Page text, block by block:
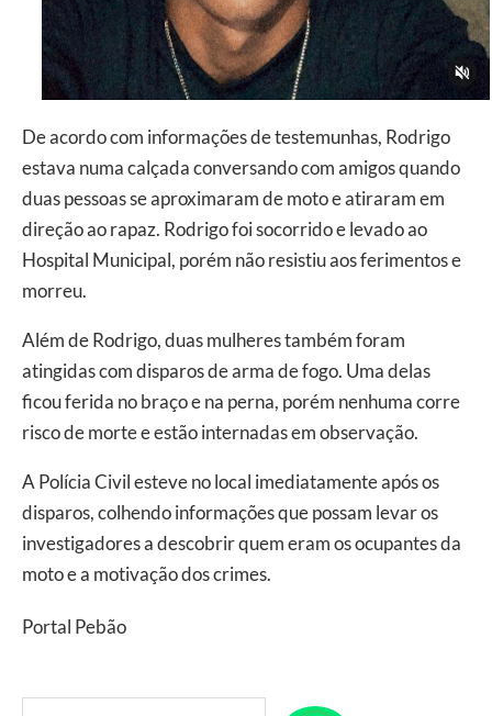
De acordo com informações de testemunhas, Rodrigo
estava numa calçada conversando com amigos quando
duas pessoas se aproximaram de moto e atiraram em
direção ao rapaz. Rodrigo foi socorrido e levado ao
Hospital Municipal, porém não resistiu aos ferimentos e
morreu.
Além de Rodrigo, duas mulheres também foram
atingidas com disparos de arma de fogo. Uma delas
ficou ferida no braço e na perna, porém nenhuma corre
risco de morte e estão internadas em observação.
A Polícia Civil esteve no local imediatamente após os
disparos, colhendo informações que possam levar os
investigadores a descobrir quem eram os ocupantes da
moto e a motivação dos crimes.
Portal Pebão